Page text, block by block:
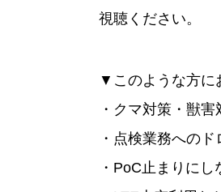
視聴ください。
▼このような方に
・クマ対策・獣
・点検業務への
・PoC止まりに